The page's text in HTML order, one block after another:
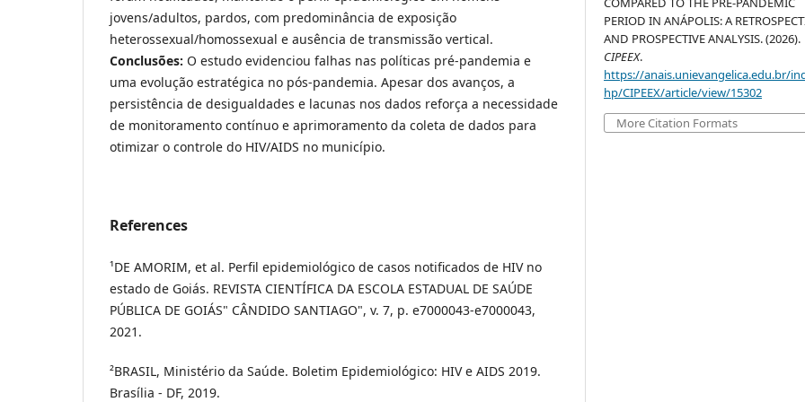
jovens/adultos, pardos, com predominância de exposição
heterossexual/homossexual e ausência de transmissão vertical.
Conclusões: O estudo evidenciou falhas nas políticas pré-pandemia e
uma evolução estratégica no pós-pandemia. Apesar dos avanços, a
persistência de desigualdades e lacunas nos dados reforça a necessidade
de monitoramento contínuo e aprimoramento da coleta de dados para
otimizar o controle do HIV/AIDS no município.
References
¹DE AMORIM, et al. Perfil epidemiológico de casos notificados de HIV no
estado de Goiás. REVISTA CIENTÍFICA DA ESCOLA ESTADUAL DE SAÚDE
PÚBLICA DE GOIÁS" CÂNDIDO SANTIAGO", v. 7, p. e7000043-e7000043,
2021.
²BRASIL, Ministério da Saúde. Boletim Epidemiológico: HIV e AIDS 2019.
Brasília - DF, 2019.
PERIOD IN ANÁPOLIS: A
AND PROSPECTIVE ANALYSIS. (2026).
CIPEEX.
https://anais.unievangelica.edu.br/
hp/CIPEEX/article/view/15302
More Citation Formats